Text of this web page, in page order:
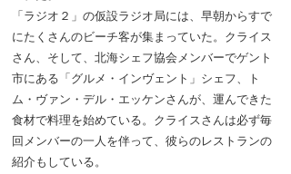
「ラジオ２」の仮設ラジオ局には、早朝からすで
にたくさんのビーチ客が集まっていた。クライス
さん、そして、北海シェフ協会メンバーでゲント
市にある「グルメ・インヴェント」シェフ、ト
ム・ヴァン・デル・エッケンさんが、運んできた
食材で料理を始めている。クライスさんは必ず毎
回メンバーの一人を伴って、彼らのレストランの
紹介もしている。